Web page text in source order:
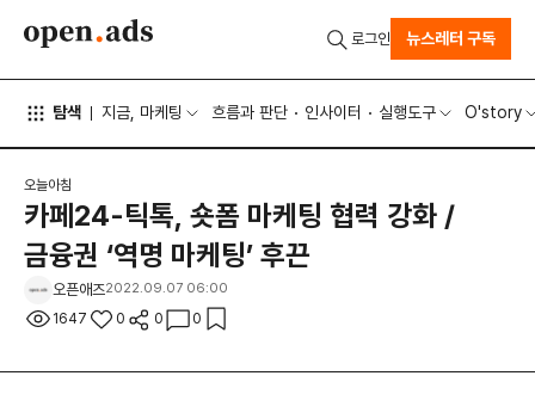
탐색 지금, 마케팅 흐름과 판단 인사이터 실행도구 O'story
로그인 뉴스레터 구독
오늘아침
카페24-틱톡, 숏폼 마케팅 협력 강화 /
금융권 ‘역명 마케팅’ 후끈
오픈애즈2022.09.07 06:00
1647 0 0 0